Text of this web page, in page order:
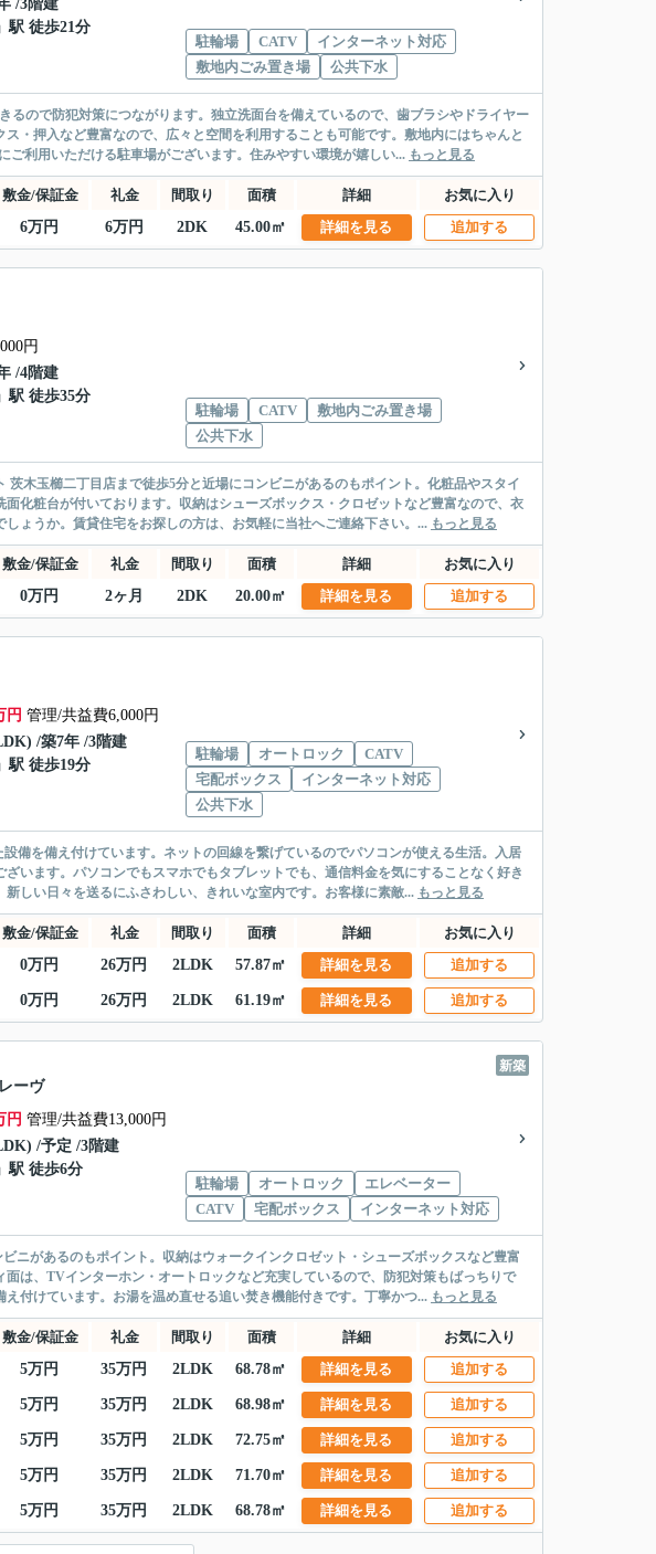
/3階建
」駅 徒歩21分
駐輪場
CATV
インターネット対応
敷地内ごみ置き場
公共下水
ので防犯対策につながります。独立洗面台を備えているので、歯ブラシやドライヤー
・押入など豊富なので、広々と空間を利用することも可能です。敷地内にはちゃんと
ご利用いただける駐車場がございます。住みやすい環境が嬉しい... もっと見る
敷金/保証金 礼金 間取り 面積 詳細
お気に入り
6万円 6万円 2DK 45.00㎡ 詳細を見る 追加する
円
/4階建
」駅 徒歩35分
駐輪場
CATV
敷地内ごみ置き場
公共下水
木玉櫛二丁目店まで徒歩5分と近場にコンビニがあるのもポイント。化粧品やスタイ
化粧台が付いております。収納はシューズボックス・クロゼットなど豊富なので、衣
ょうか。賃貸住宅をお探しの方は、お気軽に当社へご連絡下さい。... もっと見る
敷金/保証金 礼金 間取り 面積 詳細
お気に入り
0万円 2ヶ月 2DK 20.00㎡ 詳細を見る 追加する
円 管理/共益費6,000円
/築7年 /3階建
」駅 徒歩19分
駐輪場 オートロック
CATV
宅配ボックス
インターネット対応
公共下水
備を備え付けています。ネットの回線を繋げているのでパソコンが使える生活。入居
います。パソコンでもスマホでもタブレットでも、通信料金を気にすることなく好き
しい日々を送るにふさわしい、きれいな室内です。お客様に素敵... もっと見る
敷金/保証金 礼金 間取り 面積 詳細
お気に入り
0万円 26万円 2LDK 57.87㎡ 詳細を見る 追加する
0万円 26万円 2LDK 61.19㎡ 詳細を見る 追加する
新築
ーヴ
円 管理/共益費13,000円
/予定 /3階建
」駅 徒歩6分
駐輪場
オートロック
エレベーター
CATV
宅配ボックス インターネット対応
ニがあるのもポイント。収納はウォークインクロゼット・シューズボックスなど豊富
は、TVインターホン・オートロックなど充実しているので、防犯対策もばっちりで
付けています。お湯を温め直せる追い焚き機能付きです。丁寧かつ... もっと見る
敷金/保証金 礼金 間取り 面積 詳細
お気に入り
5万円 35万円 2LDK 68.78㎡ 詳細を見る 追加する
5万円 35万円 2LDK 68.98㎡ 詳細を見る 追加する
5万円 35万円 2LDK 72.75㎡ 詳細を見る 追加する
5万円 35万円 2LDK 71.70㎡ 詳細を見る 追加する
5万円 35万円 2LDK 68.78㎡ 詳細を見る 追加する